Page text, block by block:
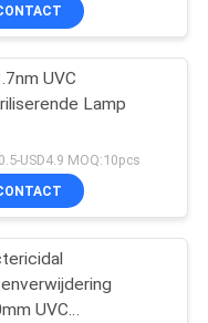
UVC
Lamp
USD4.9 MOQ:10pcs
UVC